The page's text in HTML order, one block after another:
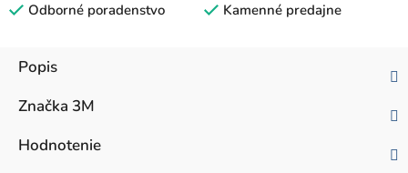
Odborné poradenstvo Kamenné predajne
Popis
Značka 3M
Hodnotenie